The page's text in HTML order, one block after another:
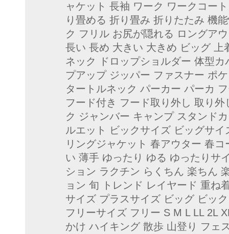
ャケット 長袖 ワーク ワークコー
り畳める 折り畳み 折りたたみ 機
ク フリル お尻が隠れる ロングア
長い 長め 大きい 大きめ ビッグ
ネック ドロップショルダー 体型
プアップ ジッパー ファスナー ポ
タートルネック パーカー パーカ
フード付き フード取り外し 取り
ク ジャンバー キャンプ スタンド
ルエット ビックサイズ ビッグサ
リングジャケット 春アウター 春
い 薄手 ゆったり ゆる ゆったりサ
ション ラクチン らくちん 楽ちん
ョン 旬 トレンド レイヤード 重ね
サイズ プラスサイズ ビッグ ビッ
フリーサイズ フリー S M L LL 2L
かけ ハイキング 散歩 山登り フェ